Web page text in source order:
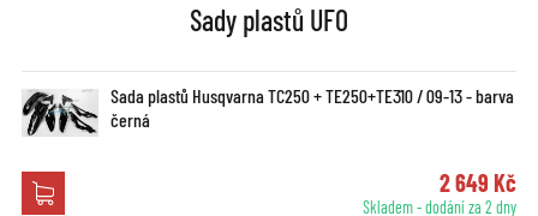
Sady plastů UFO
Sada plastů Husqvarna TC250 + TE250+TE310 / 09-13 - barva
černá
2 649 Kč
Skladem - dodání za 2 dny